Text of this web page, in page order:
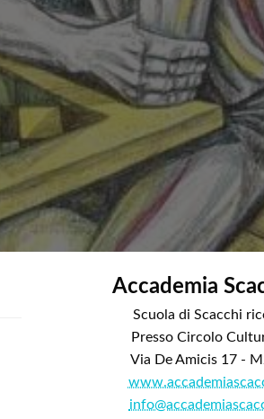
Accademia
Scuola di Scacchi
Presso Circolo
Via De Amicis 17 -